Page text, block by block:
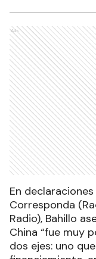
Ads
En
Corresponda
Radio), Bahillo
China “fue muy
dos ejes: uno